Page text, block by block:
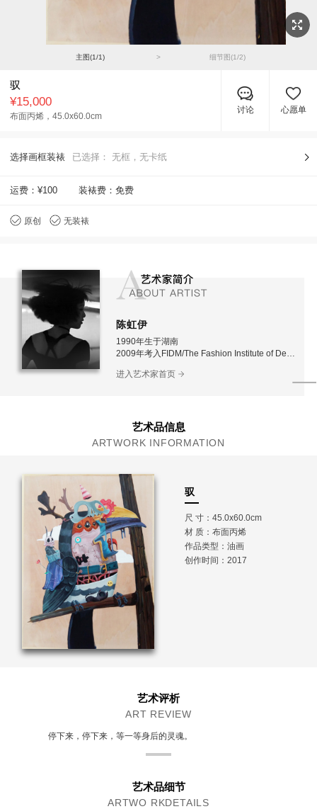
主图(1/1) > 细节图(1/2)
驭
¥15,000
布面丙烯， 45.0x60.0cm
讨论 心愿单
选择画框装裱 已选择： 无框，无卡纸
运费： ¥100 装裱费：免费
原创 无装裱
陈虹伊
1990年生于湖南
2009年考入FIDM/The Fashion Institute of Desi
Merchandising
自由画家
进入艺术家首页
艺术品信息
ARTWORK INFORMATION
驭
尺 寸：45.0x60.0cm
材 质： 布面丙烯
作品类型：油画
创作时间：2017
艺术评析
ART REVIEW
停下来，停下来，等一等身后的灵魂。
艺术品细节
ARTWO RKDETAILS